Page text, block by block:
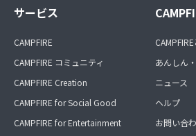
サービス
CAMPFIRE
CAMPFIRE コミュニティ
CAMPFIRE Creation
CAMPFIRE for Social Good
CAMPFIRE for Entertainment
あんしん
ニュース
ヘルプ
お問い合